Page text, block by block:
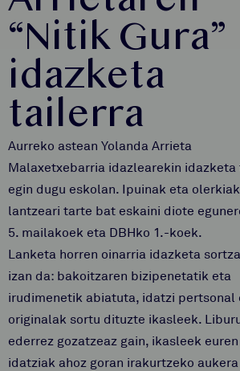
“Nitik Gura”
idazketa
tailerra
Aurreko astean Yolanda Arrieta
Malaxetxebarria idazlearekin
egin dugu eskolan. Ipuinak eta olerkiak
lantzeari tarte bat eskaini diote
5. mailakoek eta DBHko 1.-koek.
Lanketa horren oinarria idazketa
izan da: bakoitzaren bizipenetatik eta
irudimenetik abiatuta, idatzi pertsonal
originalak sortu dituzte ikasleek.
ederrez gozatzeaz gain, ikasleek euren
idatziak ahoz goran irakurtzeko aukera